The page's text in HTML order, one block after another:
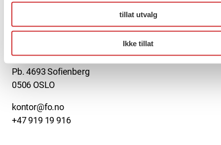
tillat utvalg
Ikke tillat
About us (English)
Mariboes gate 13
Pb. 4693 Sofienberg
0506 OSLO
kontor@fo.no
+47 919 19 916